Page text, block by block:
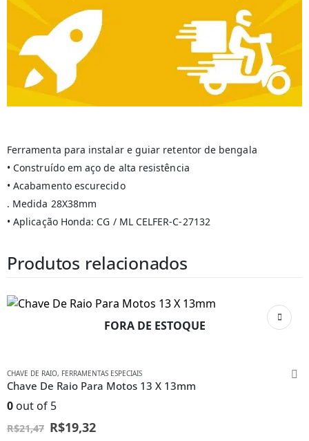
Ferramenta para instalar e guiar retentor de bengala
• Construído em aço de alta resistência
• Acabamento escurecido
. Medida 28X38mm
• Aplicação Honda: CG / ML CELFER-C-27132
Produtos relacionados
FORA DE ESTOQUE
CHAVE DE RAIO, FERRAMENTAS ESPECIAIS
Chave De Raio Para Motos 13 X 13mm
0 out of 5
R$21,47 R$19,32